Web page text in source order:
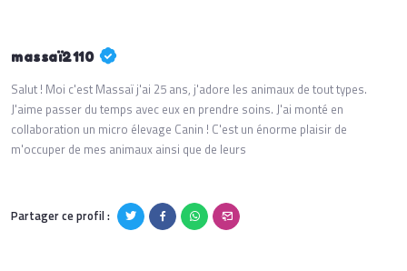
massaï2110
Salut ! Moi c'est Massaï j'ai 25 ans, j'adore les animaux de tout types.
J'aime passer du temps avec eux en prendre soins. J'ai monté en
collaboration un micro élevage Canin ! C'est un énorme plaisir de
m'occuper de mes animaux ainsi que de leurs
Partager ce profil :